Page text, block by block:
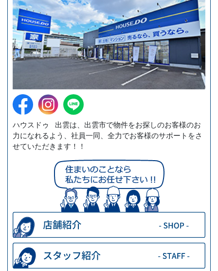
ハウスドゥ 出雲は、出雲市で物件をお探しのお客様のお
力になれるよう、社員一同、全力でお客様のサポートをさ
せていただきます！！